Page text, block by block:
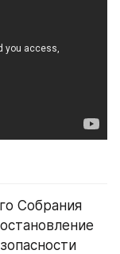
Собрания